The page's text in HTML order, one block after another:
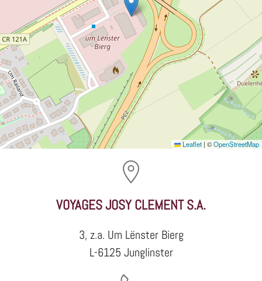
Leaflet | ©OpenStreetMap
VOYAGES JOSY CLEMENT S.A.
3, z.a. Um Lënster Bierg
L-6125 Junglinster